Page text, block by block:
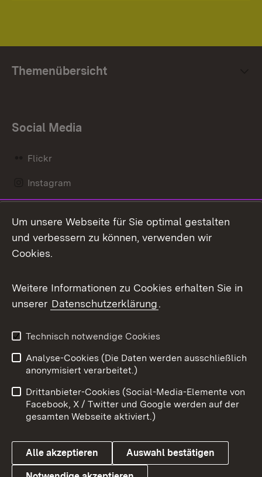
Themenübersicht
Social Media
Flickr
Instagram
Mastodon
Messenger
Social Wall
X / Twitter
Youtube
Benutzungshinweise
Barrierefreiheit
Datenschutz
Cookies
Um unsere Webseite für Sie optimal gestalten
und verbessern zu können, verwenden wir
Cookies.
Weitere Informationen zu Cookies erhalten Sie in
unserer Datenschutzerklärung.
Technisch notwendige Cookies
Analyse-Cookies (Die Daten werden ausschließlich
anonymisiert verarbeitet.)
Drittanbieter-Cookies (Social-Media-Elemente von
Facebook, X / Twitter und Google werden auf der
gesamten Webseite aktiviert.)
Alle akzeptieren Auswahl bestätigen